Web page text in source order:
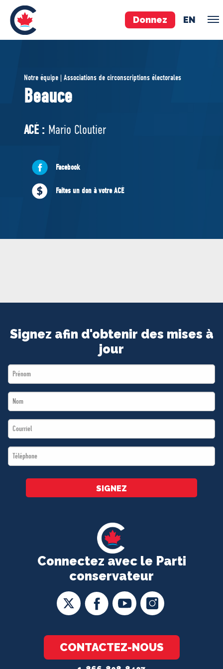
Donnez EN
ÉQUIPE
Pierre Poilievre
Vos députés conservateurs
Cabinet fantôme
Exécutif national
À PROPOS
Documents constitutifs
Notre équipe | Associations de circonscriptions électorales
Beauce
ACÉ : Mario Cloutier
Facebook
Faites un don à votre ACÉ
Connectez avec le Parti
conservateur
CONTACTEZ-NOUS
Signez afin d'obtenir des mises à
jour
First
Name
Last
Name
Email
*
Téléphone
*
SIGNEZ